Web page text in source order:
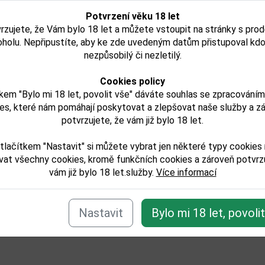
Potvrzení věku 18 let
že Vám bylo 18 let a můžete vstoupit na stránky s
Nepřipustíte, aby ke zde uvedeným datům přistupoval
nezpůsobilý či nezletilý.
Cookies policy
"Bylo mi 18 let, povolit vše" dáváte souhlas se
které nám pomáhají poskytovat a zlepšovat naše služby a
potvrzujete, že vám již bylo 18 let.
"Nastavit" si můžete vybrat jen některé typy cookies
všechny cookies, kromě funkčních cookies a zároveň
vám již bylo 18 let.služby. Více informací
Nastavit Bylo mi 18 let,
439,00 Kč
Skladem
zařazeno v těchto kategoriích:
likery
Zpět